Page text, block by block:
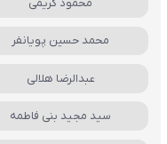
محمود کریمی
محمد حسین پویانفر
عبدالرضا هلالی
سید مجید بنی فاطمه